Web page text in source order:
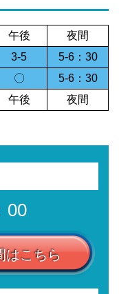
午後 夜間
3-5
5-6：30
〇
5-6：30
午後 夜間
00
はこちら